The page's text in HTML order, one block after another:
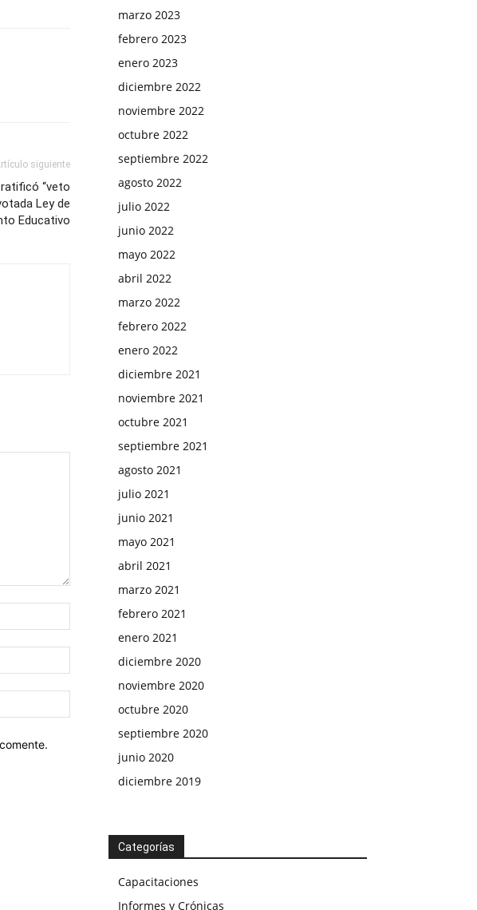
siguiente
“veto
Ley de
Educativo
marzo 2023
febrero 2023
enero 2023
diciembre 2022
noviembre 2022
octubre 2022
septiembre 2022
agosto 2022
julio 2022
junio 2022
mayo 2022
abril 2022
marzo 2022
febrero 2022
enero 2022
diciembre 2021
noviembre 2021
octubre 2021
septiembre 2021
agosto 2021
julio 2021
junio 2021
mayo 2021
abril 2021
marzo 2021
febrero 2021
enero 2021
diciembre 2020
noviembre 2020
octubre 2020
septiembre 2020
junio 2020
diciembre 2019
Categorías
Capacitaciones
Informes y Crónicas